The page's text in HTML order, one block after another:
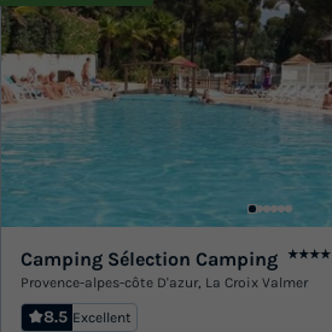
Camping Sélection Camping ★★★★
Provence-alpes-côte D'azur, La Croix Valmer
8.5 Excellent